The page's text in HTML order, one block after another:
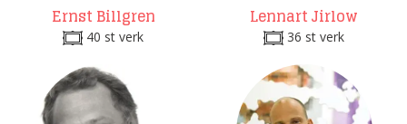
Ernst Billgren
40 st verk
Lennart Jirlow
36 st verk